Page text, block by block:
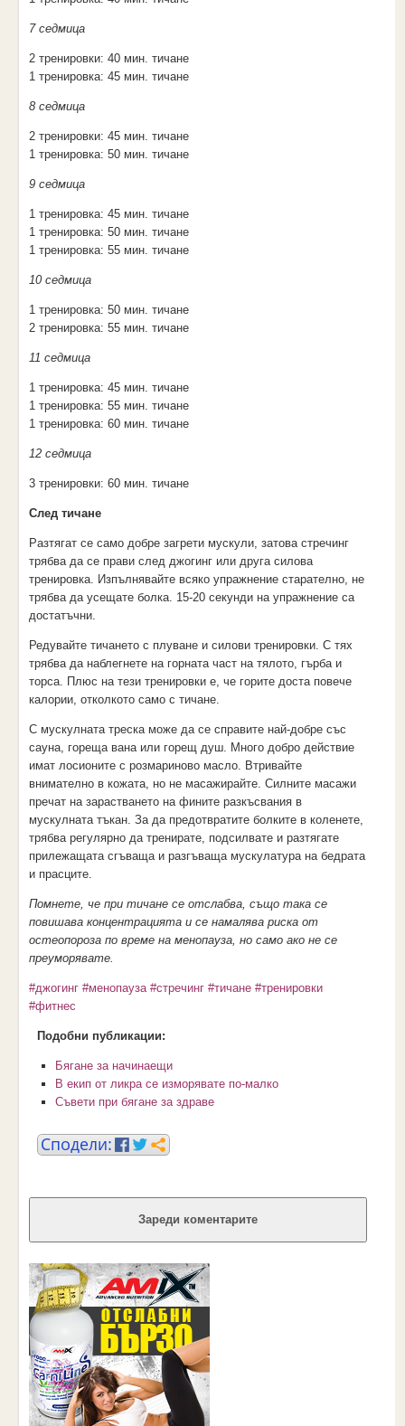
7 седмица
2 тренировки: 40 мин. тичане
1 тренировка: 45 мин. тичане
8 седмица
2 тренировки: 45 мин. тичане
1 тренировка: 50 мин. тичане
9 седмица
1 тренировка: 45 мин. тичане
1 тренировка: 50 мин. тичане
1 тренировка: 55 мин. тичане
10 седмица
1 тренировка: 50 мин. тичане
2 тренировка: 55 мин. тичане
11 седмица
1 тренировка: 45 мин. тичане
1 тренировка: 55 мин. тичане
1 тренировка: 60 мин. тичане
12 седмица
3 тренировки: 60 мин. тичане
След тичане
Разтягат се само добре загрети мускули, затова стречинг
трябва да се прави след джогинг или друга силова
тренировка. Изпълнявайте всяко упражнение старателно, не
трябва да усещате болка. 15-20 секунди на упражнение са
достатъчни.
Редувайте тичането с плуване и силови тренировки. С тях
трябва да наблегнете на горната част на тялото, гърба и
торса. Плюс на тези тренировки е, че горите доста повече
калории, отколкото само с тичане.
С мускулната треска може да се справите най-добре със
сауна, гореща вана или горещ душ. Много добро действие
имат лосионите с розмариново масло. Втривайте
внимателно в кожата, но не масажирайте. Силните масажи
пречат на зарастването на фините разкъсвания в
мускулната тъкан. За да предотвратите болките в коленете,
трябва регулярно да тренирате, подсилвате и разтягате
прилежащата сгъваща и разгъваща мускулатура на бедрата
и прасците.
Помнете, че при тичане се отслабва, също така се
повишава концентрацията и се намалява риска от
остеопороза по време на менопауза, но само ако не се
преуморявате.
#джогинг #менопауза #стречинг #тичане #тренировки
#фитнес
Подобни публикации:
Бягане за начинаещи
В екип от ликра се изморявате по-малко
Съвети при бягане за здраве
Зареди коментарите